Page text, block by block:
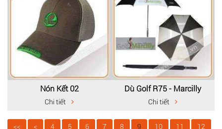
Nón Kết 02
Chi tiết
Dù Golf R75 - Marcilly
Chi tiết
<< < 4 5 6 7 8 9 10 11 12